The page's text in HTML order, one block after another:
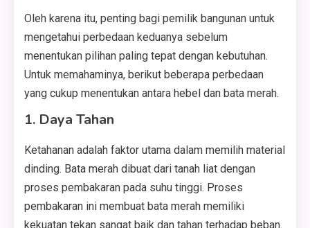
Oleh karena itu, penting bagi pemilik bangunan untuk
mengetahui perbedaan keduanya sebelum
menentukan pilihan paling tepat dengan kebutuhan.
Untuk memahaminya, berikut beberapa perbedaan
yang cukup menentukan antara hebel dan bata merah.
1. Daya Tahan
Ketahanan adalah faktor utama dalam memilih material
dinding. Bata merah dibuat dari tanah liat dengan
proses pembakaran pada suhu tinggi. Proses
pembakaran ini membuat bata merah memiliki
kekuatan tekan sangat baik dan tahan terhadap beban.